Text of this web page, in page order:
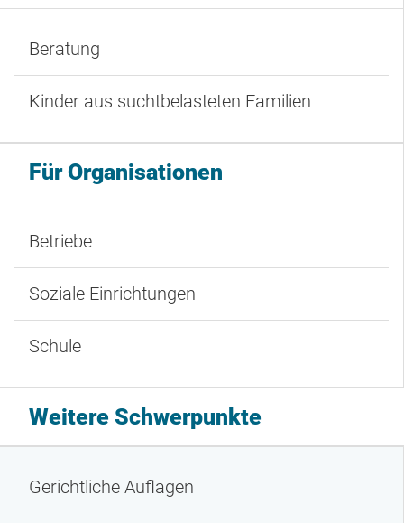
Beratung
Kinder aus suchtbelasteten Familien
Für Organisationen
Betriebe
Soziale Einrichtungen
Schule
Weitere Schwerpunkte
Gerichtliche Auflagen